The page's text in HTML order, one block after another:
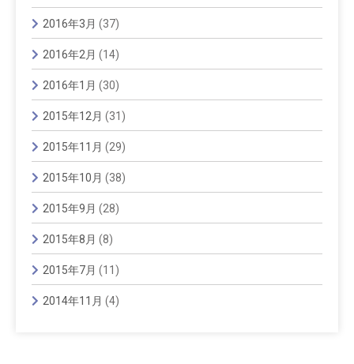
2016年3月 (37)
2016年2月 (14)
2016年1月 (30)
2015年12月 (31)
2015年11月 (29)
2015年10月 (38)
2015年9月 (28)
2015年8月 (8)
2015年7月 (11)
2014年11月 (4)